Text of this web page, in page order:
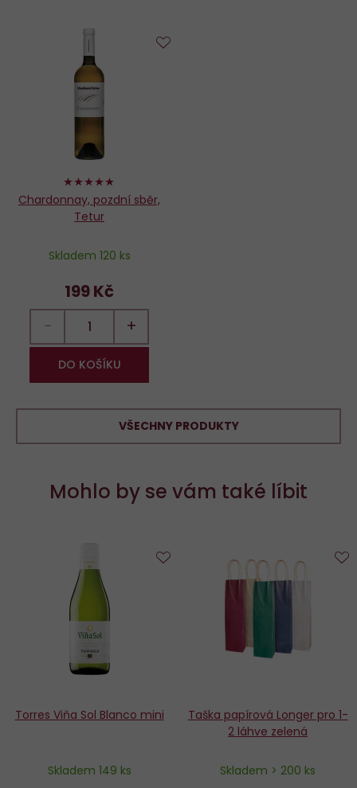
96%
Chardonnay, pozdní sběr,
Tetur
Skladem 120 ks
199 Kč
− +
DO KOŠÍKU
VŠECHNY PRODUKTY
Mohlo by se vám také líbit
Torres Viňa Sol Blanco mini
Skladem 149 ks
Taška papírová Longer pro 1-
2 láhve zelená
Skladem > 200 ks